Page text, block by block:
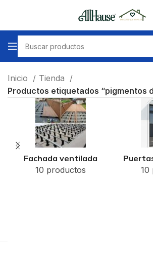
Inicio
Tienda
Productos etiquetados “pigmentos
Fachada ventilada
10 productos
10